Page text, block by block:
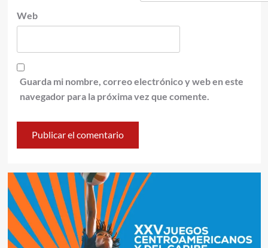
Web
Guarda mi nombre, correo electrónico y web en este
navegador para la próxima vez que comente.